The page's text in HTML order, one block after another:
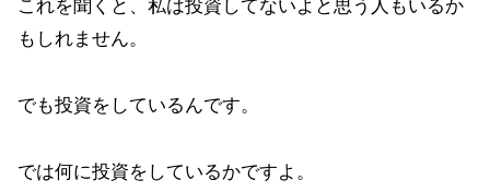
これを聞くと、私は投資してないよと思う人もいるか
もしれません。
でも投資をしているんです。
では何に投資をしているかですよ。